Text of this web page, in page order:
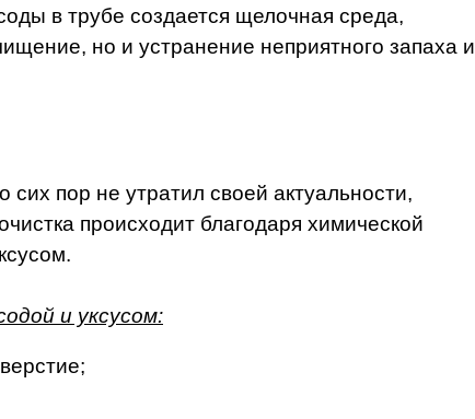
в трубе создается щелочная среда,
но и устранение неприятного запаха и
пор не утратил своей актуальности,
происходит благодаря химической
и уксусом: